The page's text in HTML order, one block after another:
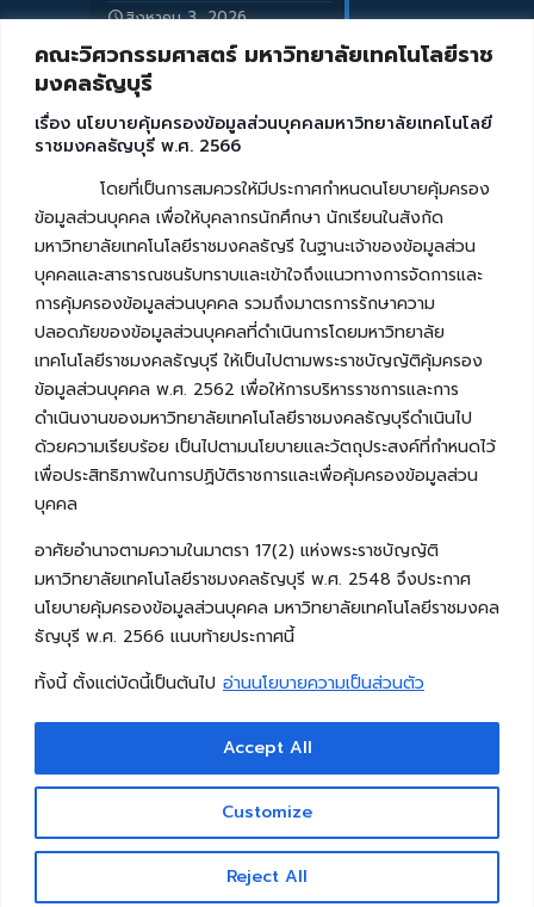
คณะวิศวกรรมศาสตร์ มหาวิทยาลัยเทคโนโลยีราช
มงคลธัญบุรี
เรื่อง นโยบายคุ้มครองข้อมูลส่วนบุคคลมหาวิทยาลัยเทคโนโลยี
ราชมงคลธัญบุรี พ.ศ. 2566
โดยที่เป็นการสมควรให้มีประกาศกำหนดนโยบายคุ้มครอง
ข้อมูลส่วนบุคคล เพื่อให้บุคลากรนักศึกษา นักเรียนในสังกัด
มหาวิทยาลัยเทคโนโลยีราชมงคลธัญรี ในฐานะเจ้าของข้อมูลส่วน
บุคคลและสาธารณชนรับทราบและเข้าใจถึงแนวทางการจัดการและ
การคุ้มครองข้อมูลส่วนบุคคล รวมถึงมาตรการรักษาความ
ปลอดภัยของข้อมูลส่วนบุคคลที่ดำเนินการโดยมหาวิทยาลัย
เทคโนโลยีราชมงคลธัญบุรี ให้เป็นไปตามพระราชบัญญัติคุ้มครอง
ข้อมูลส่วนบุคคล พ.ศ. 2562 เพื่อให้การบริหารราชการและการ
ดำเนินงานของมหาวิทยาลัยเทคโนโลยีราชมงคลธัญบุรีดำเนินไป
ด้วยความเรียบร้อย เป็นไปตามนโยบายและวัตถุประสงค์ที่กำหนดไว้
เพื่อประสิทธิภาพในการปฏิบัติราชการและเพื่อคุ้มครองข้อมูลส่วน
บุคคล
อาศัยอำนาจตามความในมาตรา 17(2) แห่งพระราชบัญญัติ
มหาวิทยาลัยเทคโนโลยีราชมงคลธัญบุรี พ.ศ. 2548 จึงประกาศ
นโยบายคุ้มครองข้อมูลส่วนบุคคล มหาวิทยาลัยเทคโนโลยีราชมงคล
ธัญบุรี พ.ศ. 2566 แนบท้ายประกาศนี้
ทั้งนี้ ตั้งแต่บัดนี้เป็นต้นไป อ่านนโยบายความเป็นส่วนตัว
Customize
Reject All
Accept All
สิงหาคม 3, 2026
Copyright © 2026 คณะวิศวกรรมศาสตร์ มหาวิทยาลัย
เทคโนโลยีราชมงคลธัญบุรี